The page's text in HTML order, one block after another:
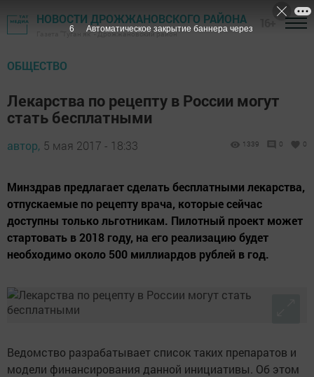
НОВОСТИ ДРОЖЖАНОВСКОГО РАЙОНА
Газета "Туган як" - Дрожжановский район
ОБЩЕСТВО
Лекарства по рецепту в России могут
стать бесплатными
автор, 5 мая 2017 - 18:33 1339 0 0
Минздрав предлагает сделать бесплатными лекарства,
отпускаемые по рецепту врача, которые сейчас
доступны только льготникам. Пилотный проект может
стартовать в 2018 году, на его реализацию будет
необходимо около 500 миллиардов рублей в год.
Ведомство разрабатывает список таких препаратов и
модели финансирования данной инициативы. Об этом
5 Автоматическое закрытие баннера через